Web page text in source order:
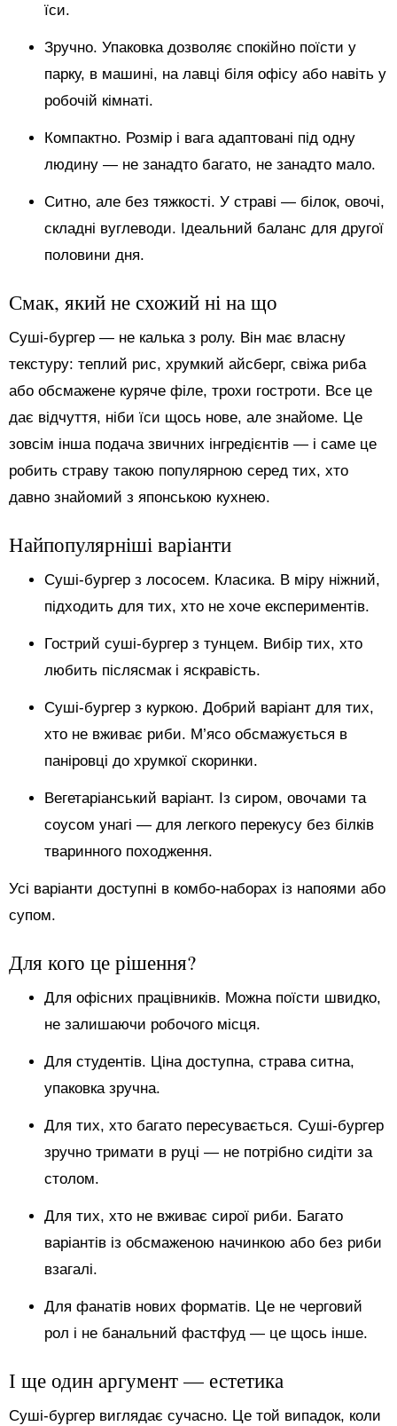
їси.
Зручно. Упаковка дозволяє спокійно поїсти у
парку, в машині, на лавці біля офісу або навіть у
робочій кімнаті.
Компактно. Розмір і вага адаптовані під одну
людину — не занадто багато, не занадто мало.
Ситно, але без тяжкості. У страві — білок, овочі,
складні вуглеводи. Ідеальний баланс для другої
половини дня.
Смак, який не схожий ні на що
Суші-бургер — не калька з ролу. Він має власну
текстуру: теплий рис, хрумкий айсберг, свіжа риба
або обсмажене куряче філе, трохи гостроти. Все це
дає відчуття, ніби їси щось нове, але знайоме. Це
зовсім інша подача звичних інгредієнтів — і саме це
робить страву такою популярною серед тих, хто
давно знайомий з японською кухнею.
Найпопулярніші варіанти
Суші-бургер з лососем. Класика. В міру ніжний,
підходить для тих, хто не хоче експериментів.
Гострий суші-бургер з тунцем. Вибір тих, хто
любить післясмак і яскравість.
Суші-бургер з куркою. Добрий варіант для тих,
хто не вживає риби. М’ясо обсмажується в
паніровці до хрумкої скоринки.
Вегетаріанський варіант. Із сиром, овочами та
соусом унагі — для легкого перекусу без білків
тваринного походження.
Усі варіанти доступні в комбо-наборах із напоями або
супом.
Для кого це рішення?
Для офісних працівників. Можна поїсти швидко,
не залишаючи робочого місця.
Для студентів. Ціна доступна, страва ситна,
упаковка зручна.
Для тих, хто багато пересувається. Суші-бургер
зручно тримати в руці — не потрібно сидіти за
столом.
Для тих, хто не вживає сирої риби. Багато
варіантів із обсмаженою начинкою або без риби
взагалі.
Для фанатів нових форматів. Це не черговий
рол і не банальний фастфуд — це щось інше.
І ще один аргумент — естетика
Суші-бургер виглядає сучасно. Це той випадок, коли